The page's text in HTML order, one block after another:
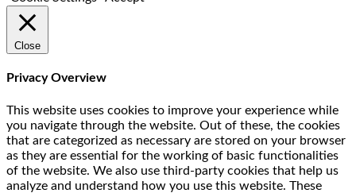
Close
Privacy Overview
This website uses cookies to improve your experience while
you navigate through the website. Out of these, the cookies
that are categorized as necessary are stored on your browser
as they are essential for the working of basic functionalities
of the website. We also use third-party cookies that help us
analyze and understand how you use this website. These